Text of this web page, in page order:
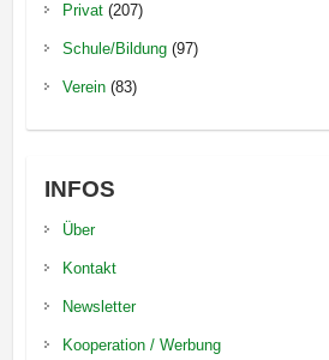
Privat(207)
Schule/Bildung(97)
Verein(83)
INFOS
Über
Kontakt
Newsletter
Kooperation / Werbung